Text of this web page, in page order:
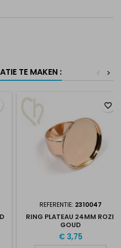
TE MAKEN : >
<
REFERENTIE: 2310047
RING PLATEAU 24MM ROZE
GOUD
€ 3,75
favorite_border